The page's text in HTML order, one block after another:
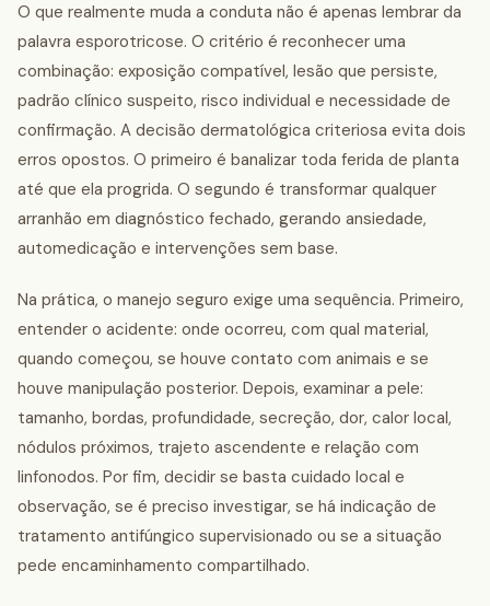
O que realmente muda a conduta não é apenas lembrar da
palavra esporotricose. O critério é reconhecer uma
combinação: exposição compatível, lesão que persiste,
padrão clínico suspeito, risco individual e necessidade de
confirmação. A decisão dermatológica criteriosa evita dois
erros opostos. O primeiro é banalizar toda ferida de planta
até que ela progrida. O segundo é transformar qualquer
arranhão em diagnóstico fechado, gerando ansiedade,
automedicação e intervenções sem base.
Na prática, o manejo seguro exige uma sequência. Primeiro,
entender o acidente: onde ocorreu, com qual material,
quando começou, se houve contato com animais e se
houve manipulação posterior. Depois, examinar a pele:
tamanho, bordas, profundidade, secreção, dor, calor local,
nódulos próximos, trajeto ascendente e relação com
linfonodos. Por fim, decidir se basta cuidado local e
observação, se é preciso investigar, se há indicação de
tratamento antifúngico supervisionado ou se a situação
pede encaminhamento compartilhado.